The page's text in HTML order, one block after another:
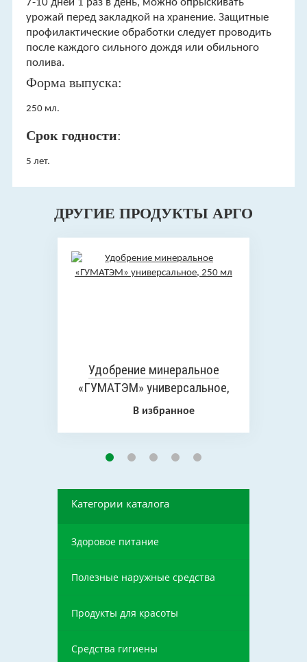
7-10 дней 1 раз в день, можно опрыскивать
урожай перед закладкой на хранение. Защитные
профилактические обработки следует проводить
после каждого сильного дождя или обильного
полива.
Форма выпуска:
250 мл.
Срок годности:
5 лет.
ДРУГИЕ ПРОДУКТЫ АРГО
Удобрение минеральное
«ГУМАТЭМ» универсальное,
250 мл
В избранное
Категории каталога
Здоровое питание
Полезные наружные средства
Продукты для красоты
Средства гигиены